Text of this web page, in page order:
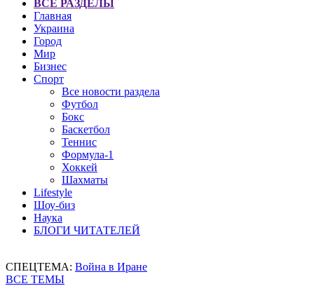
ВСЕ РАЗДЕЛЫ
Главная
Украина
Город
Мир
Бизнес
Спорт
Все новости раздела
Футбол
Бокс
Баскетбол
Теннис
Формула-1
Хоккей
Шахматы
Lifestyle
Шоу-биз
Наука
БЛОГИ ЧИТАТЕЛЕЙ
СПЕЦТЕМА: Война в Иране
ВСЕ ТЕМЫ